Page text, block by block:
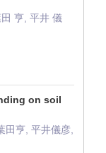
亨, 平井 儀
on soil
亨, 平井儀彦,